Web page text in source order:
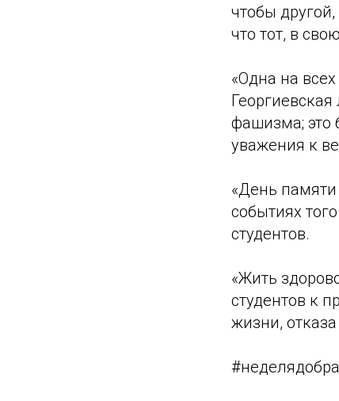
чтобы
что тот, в
«Одна на
фашизма; это
уважения к
«День
событиях
студентов.
«Жить
студентов к
жизни,
#неделядобра